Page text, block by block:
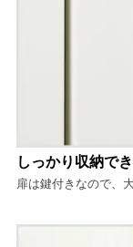
しっかり収納で
扉は鍵付きなので、